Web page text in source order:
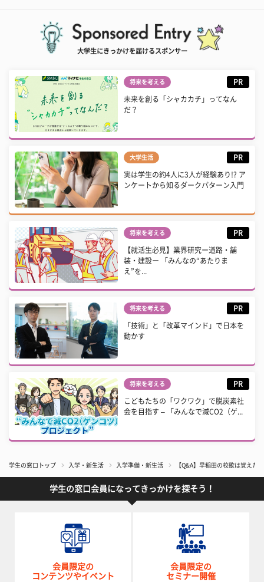
大学生にきっかけを届けるスポンサー
将来を考える PR
未来を創る「シャカカチ」ってなん
だ？
大学生活 PR
実は学生の約4人に3人が経験あり!? ア
ンケートから知るダークパターン入門
将来を考える PR
【就活生必見】業界研究ー道路・舗
装・建設ー 「みんなの“あたりま
え”を...
将来を考える PR
「技術」と「改革マインド」で日本を
動かす
将来を考える PR
こどもたちの「ワクワク」で脱炭素社
会を目指す – 「みんなで減CO2（ゲ...
学生の窓口トップ 入学・新生活 入学準備・新生活 【Q&A】早稲田の校歌は覚えた
学生の窓口会員になってきっかけを探そう！
会員限定の
コンテンツやイベント
会員限定の
セミナー開催